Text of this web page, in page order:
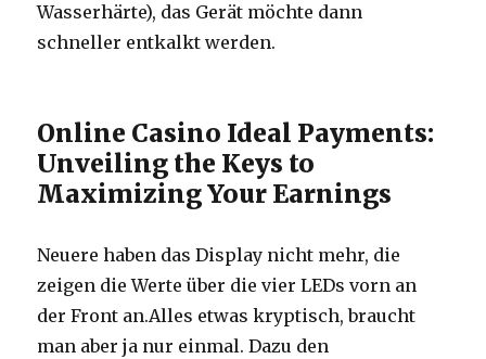
Wasserhärte), das Gerät möchte dann
schneller entkalkt werden.
Online Casino Ideal Payments:
Unveiling the Keys to
Maximizing Your Earnings
Neuere haben das Display nicht mehr, die
zeigen die Werte über die vier LEDs vorn an
der Front an.Alles etwas kryptisch, braucht
man aber ja nur einmal. Dazu den